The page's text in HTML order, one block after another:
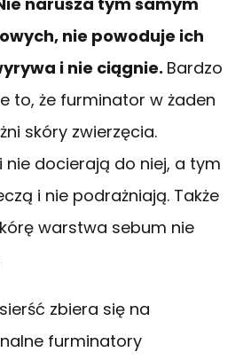
nie powoduje ich
i nie ciągnie. Bardzo
to, że furminator w żaden
skóry zwierzęcia.
nie docierają do niej, a tym
i nie podrażniają. Także
warstwa sebum nie
zbiera się na
furminatory